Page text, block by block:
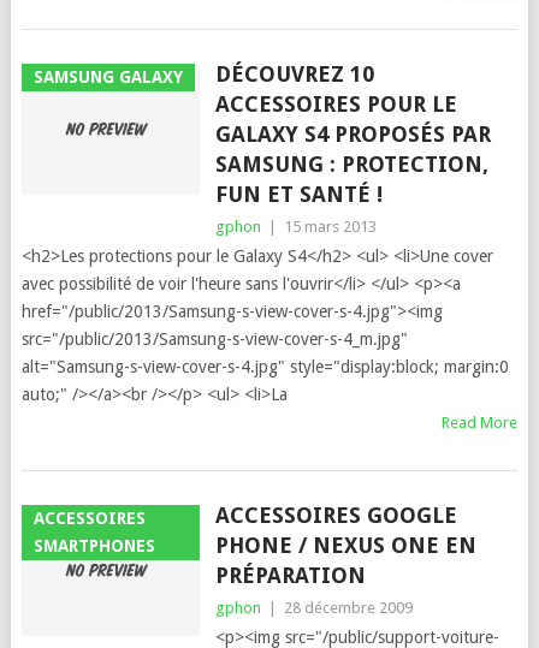
SAMSUNG GALAXY
DÉCOUVREZ 10
ACCESSOIRES POUR LE
GALAXY S4 PROPOSÉS PAR
SAMSUNG : PROTECTION,
FUN ET SANTÉ !
gphon 15 mars 2013
<h2>Les protections pour le Galaxy S4</h2> <ul> <li>Une cover
avec possibilité de voir l'heure sans l'ouvrir</li> </ul> <p><a
href="/public/2013/Samsung-s-view-cover-s-4.jpg"><img
src="/public/2013/Samsung-s-view-cover-s-4_m.jpg"
alt="Samsung-s-view-cover-s-4.jpg" style="display:block; margin:0
auto;" /></a><br /></p> <ul> <li>La
Read More
ACCESSOIRES
SMARTPHONES
ACCESSOIRES GOOGLE
PHONE / NEXUS ONE EN
PRÉPARATION
gphon 28 décembre 2009
<p><img src="/public/support-voiture-